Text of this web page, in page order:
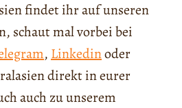
findet ihr auf unseren
schaut mal vorbei bei
, Linkedinoder
direkt in eurer
auch zu unserem